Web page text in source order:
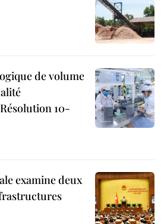
de volume
10-
examine deux